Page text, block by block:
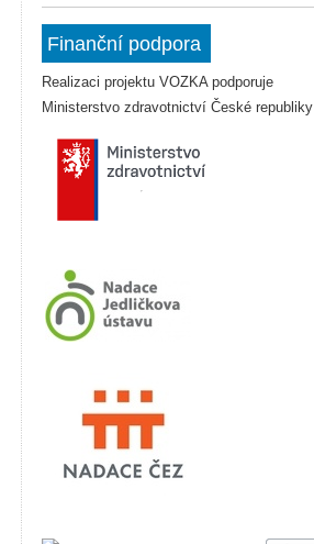
Finanční podpora
Realizaci projektu VOZKA podporuje
Ministerstvo zdravotnictví České republiky